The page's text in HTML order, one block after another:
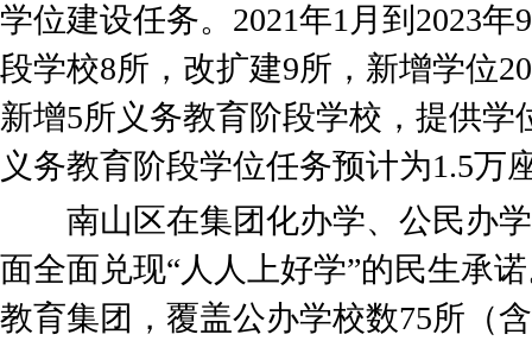
学位建设任务。2021年1月到2023
段学校8所，改扩建9所，新增学位
新增5所义务教育阶段学校，提供学
义务教育阶段学位任务预计为1.5万
南山区在集团化办学、公民办学
面全面兑现“人人上好学”的民生承
教育集团，覆盖公办学校数75所（